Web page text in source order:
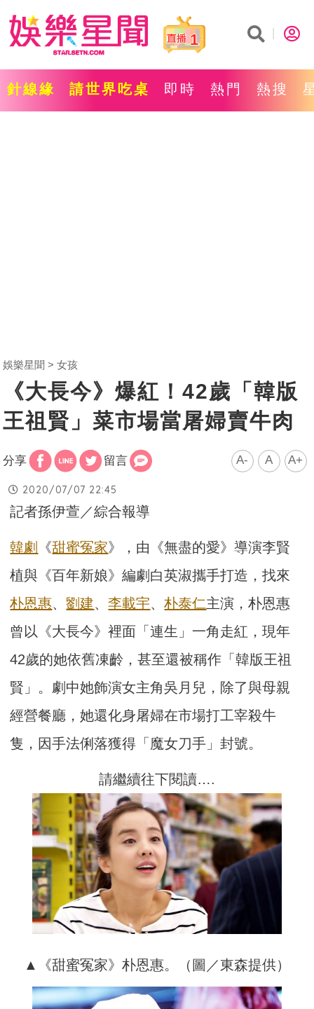
1
針線緣 請世界吃桌 即時 熱門 熱搜
娛樂星聞 女孩
《大長今》爆紅！42歲「韓版
王祖賢」菜市場當屠婦賣牛肉
分享 留言 A- A A+
2020/07/07 22:45
記者孫伊萱／綜合報導
韓劇 《甜蜜冤家》，由《無盡的愛》導演李賢
植與《百年新娘》編劇白英淑攜手打造，找來
朴恩惠、劉建、李載宇、朴泰仁主演，朴恩惠
曾以《大長今》裡面「連生」一角走紅，現年
42歲的她依舊凍齡，甚至還被稱作「韓版王祖
賢」。劇中她飾演女主角吳月兒，除了與母親
經營餐廳，她還化身屠婦在市場打工宰殺牛
隻，因手法俐落獲得「魔女刀手」封號。
請繼續往下閱讀….
▲《甜蜜冤家》朴恩惠。（圖／東森提供）